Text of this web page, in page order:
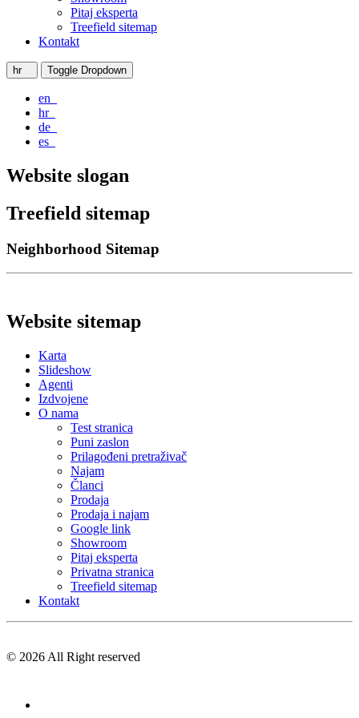
Pitaj eksperta
Treefield sitemap
Kontakt
hr Toggle Dropdown
en
hr
de
es
Website slogan
Treefield sitemap
Neighborhood Sitemap
Website sitemap
Karta
Slideshow
Agenti
Izdvojene
O nama
Test stranica
Puni zaslon
Prilagođeni pretraživač
Najam
Članci
Prodaja
Prodaja i najam
Google link
Showroom
Pitaj eksperta
Privatna stranica
Treefield sitemap
Kontakt
© 2026 All Right reserved